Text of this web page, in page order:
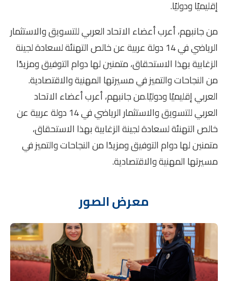
إقليميًا ودوليًا.
من جانبهم، أعرب أعضاء الاتحاد العربي للتسويق والاستثمار
الرياضي في 14 دولة عربية عن خالص التهنئة لسعادة لجينة
الزغابية بهذا الاستحقاق، متمنين لها دوام التوفيق ومزيدًا
من النجاحات والتميز في مسيرتها المهنية والاقتصادية.
العربي إقليميًا ودوليًا.من جانبهم، أعرب أعضاء الاتحاد
العربي للتسويق والاستثمار الرياضي في 14 دولة عربية عن
خالص التهنئة لسعادة لجينة الزغابية بهذا الاستحقاق،
متمنين لها دوام التوفيق ومزيدًا من النجاحات والتميز في
مسيرتها المهنية والاقتصادية.
معرض الصور